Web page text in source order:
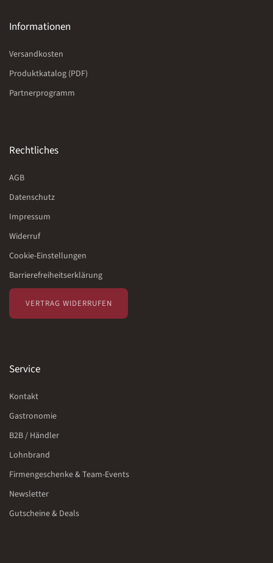
Informationen
Versandkosten
Produktkatalog (PDF)
Partnerprogramm
Rechtliches
AGB
Datenschutz
Impressum
Widerruf
Cookie-Einstellungen
Barrierefreiheitserklärung
VERTRAG WIDERRUFEN
Service
Kontakt
Gastronomie
B2B / Händler
Lohnbrand
Firmengeschenke & Team-Events
Newsletter
Gutscheine & Deals